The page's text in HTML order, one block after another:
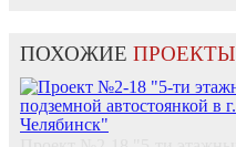
ПОХОЖИЕ ПРОЕКТЫ